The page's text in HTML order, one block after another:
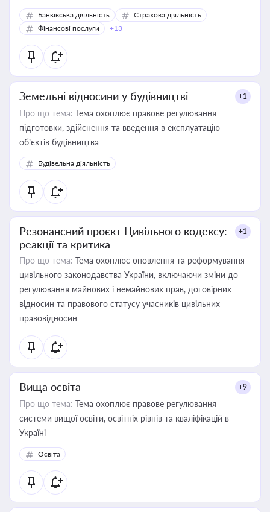
Банківська діяльність
Страхова діяльність
Фінансові послуги
+13
Земельні відносини у будівництві +1
Про що тема: Тема охоплює правове регулювання
підготовки, здійснення та введення в експлуатацію
об’єктів будівництва
Будівельна діяльність
Резонансний проєкт Цивільного кодексу:
реакції та критика
+1
Про що тема: Тема охоплює оновлення та реформування
цивільного законодавства України, включаючи зміни до
регулювання майнових і немайнових прав, договірних
відносин та правового статусу учасників цивільних
правовідносин
Вища освіта +9
Про що тема: Тема охоплює правове регулювання
системи вищої освіти, освітніх рівнів та кваліфікацій в
Україні
Освіта